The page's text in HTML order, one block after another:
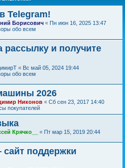
Telegram!
Борисович « Пн июн 16, 2025 13:47
обо всем
рассылку и получите
« Вс май 05, 2024 19:44
обо всем
2026
Никонов « Сб сен 23, 2017 14:40
покупателей
Крячко__ « Пт мар 15, 2019 20:44
поддержки